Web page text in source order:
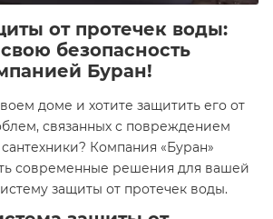
от протечек воды:
безопасность
Буран!
доме и хотите защитить его от
связанных с повреждением
Компания «Буран»
современные решения для вашей
защиты от протечек воды.